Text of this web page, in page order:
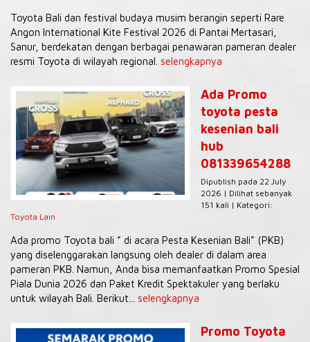
Toyota Bali dan festival budaya musim berangin seperti Rare
Angon International Kite Festival 2026 di Pantai Mertasari,
Sanur, berdekatan dengan berbagai penawaran pameran dealer
resmi Toyota di wilayah regional. selengkapnya
Ada Promo
toyota pesta
kesenian bali
hub
081339654288
Dipublish pada 22 July
2026 | Dilihat sebanyak
151 kali | Kategori:
Toyota Lain
Ada promo Toyota bali ” di acara Pesta Kesenian Bali” (PKB)
yang diselenggarakan langsung oleh dealer di dalam area
pameran PKB. Namun, Anda bisa memanfaatkan Promo Spesial
Piala Dunia 2026 dan Paket Kredit Spektakuler yang berlaku
untuk wilayah Bali. Berikut... selengkapnya
Promo Toyota